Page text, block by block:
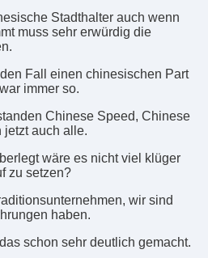
Stadthalter auch wenn
muss sehr erwürdig die
Fall einen chinesischen Part
immer so.
Chinese Speed, Chinese
jetzt auch alle.
wäre es nicht viel klüger
zu setzen?
wir sind
haben.
schon sehr deutlich gemacht.